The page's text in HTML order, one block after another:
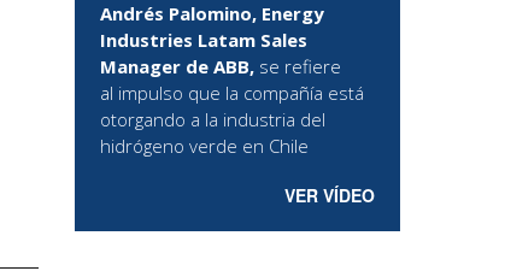
Andrés Palomino, Energy
Industries Latam Sales
Manager de ABB, se refiere
al impulso que la compañía está
otorgando a la industria del
hidrógeno verde en Chile
VER VÍDEO